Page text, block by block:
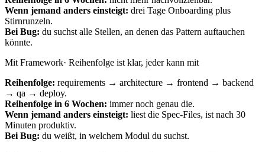
Wenn jemand anders einsteigt: drei Tage Onboarding plus
Stirnrunzeln.
Bei Bug: du suchst alle Stellen, an denen das Pattern auftauchen
könnte.
Mit Framework· Reihenfolge ist klar, jeder kann mit
Reihenfolge: requirements → architecture → frontend → backend
→ qa → deploy.
Reihenfolge in 6 Wochen: immer noch genau die.
Wenn jemand anders einsteigt: liest die Spec-Files, ist nach 30
Minuten produktiv.
Bei Bug: du weißt, in welchem Modul du suchst.